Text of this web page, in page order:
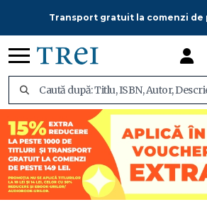
Transport gratuit la comenzi de